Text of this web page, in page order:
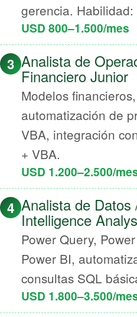
gerencia. Habilidad:
USD 800–1.500/mes
3 Analista de
Financiero Junior
Modelos
automatización de
VBA, integración
+ VBA.
USD 1.200–2.500/
4 Analista de Datos
Intelligence
Power Query,
Power BI,
consultas SQL
USD 1.800–3.500/